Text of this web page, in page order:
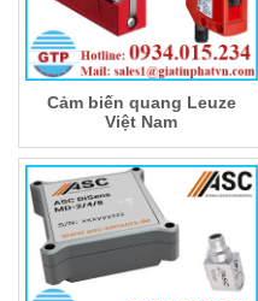
Cảm biến quang Leuze
Việt Nam